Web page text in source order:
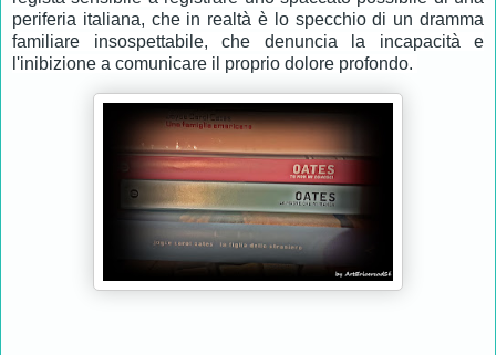
periferia italiana, che in realtà è lo specchio di un dramma
familiare insospettabile, che denuncia la incapacità e
l'inibizione a comunicare il proprio dolore profondo.